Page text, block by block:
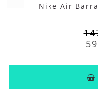
Nike Air